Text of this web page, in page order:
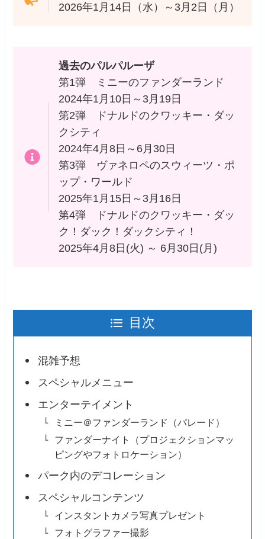
2026年1月14日（水）～3月2日（月）
過去のパルパルーザ
第1弾 ミニーのファンダーランド
2024年1月10日～3月19日
第2弾 ドナルドのクワッキー・ダッ
クシティ
2024年4月8日～6月30日
第3弾 ヴァネロペのスウィーツ・ポ
ップ・ワールド
2025年1月15日～3月16日
第4弾 ドナルドのクワッキー・ダッ
ク！ダック！ダックシティ！
2025年4月8日(火) ～ 6月30日(月)
目次
混雑予想
スペシャルメニュー
エンターテイメント
ミニー＠ファンダーランド（パレード）
ファンダーナイト（プロジェクションマッ
ピングやフォトロケーション）
パーク内のデコレーション
スペシャルコンテンツ
インスタントカメラ写真プレゼント
フォトグラファー撮影